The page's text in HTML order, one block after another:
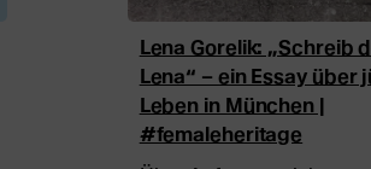
Lena Gorelik: „Schreib
Lena“ – ein Essay über
Leben in München |
#femaleheritage